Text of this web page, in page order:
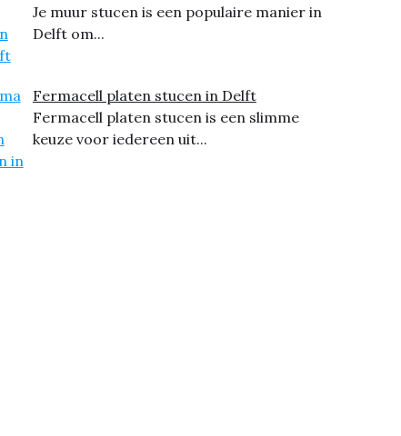
Je muur stucen is een populaire manier in
Delft om...
Fermacell platen stucen in Delft
Fermacell platen stucen is een slimme
keuze voor iedereen uit...